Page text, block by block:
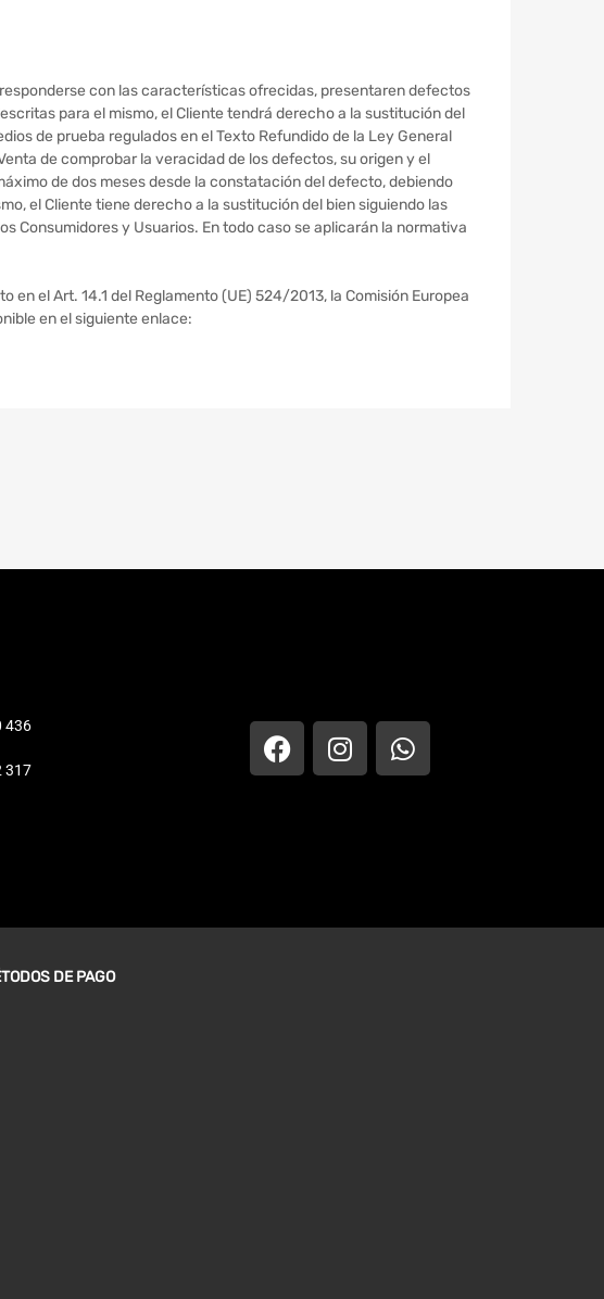
con las características ofrecidas, presentaren defectos
para el mismo, el Cliente tendrá derecho a la sustitución del
de prueba regulados en el Texto Refundido de la Ley General
de comprobar la veracidad de los defectos, su origen y el
de dos meses desde la constatación del defecto, debiendo
el Cliente tiene derecho a la sustitución del bien siguiendo las
Consumidores y Usuarios. En todo caso se aplicarán la normativa
el Art. 14.1 del Reglamento (UE) 524/2013, la Comisión Europea
en el siguiente enlace:
436
317
DE PAGO